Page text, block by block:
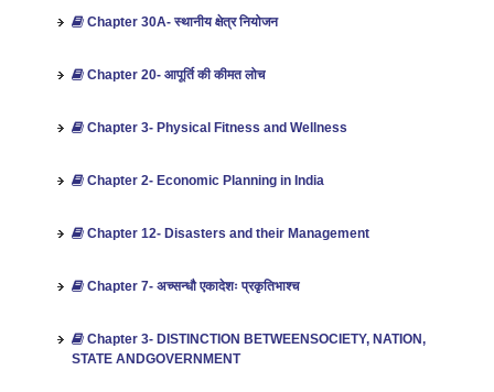
Chapter 30A- स्‍थानीय क्षेत्र नियोजन
Chapter 20- आपूर्ति की कीमत लोच
Chapter 3- Physical Fitness and Wellness
Chapter 2- Economic Planning in India
Chapter 12- Disasters and their Management
Chapter 7- अच्सन्धौ एकादेशः प्रकृतिभाश्च
Chapter 3- DISTINCTION BETWEENSOCIETY, NATION,
STATE ANDGOVERNMENT